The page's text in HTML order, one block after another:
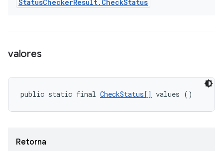
StatusCheckerResult. CheckStatus
valores
public static final CheckStatus[] values ()
Retorna